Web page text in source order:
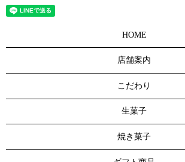
HOME
店舗案内
こだわり
生菓子
焼き菓子